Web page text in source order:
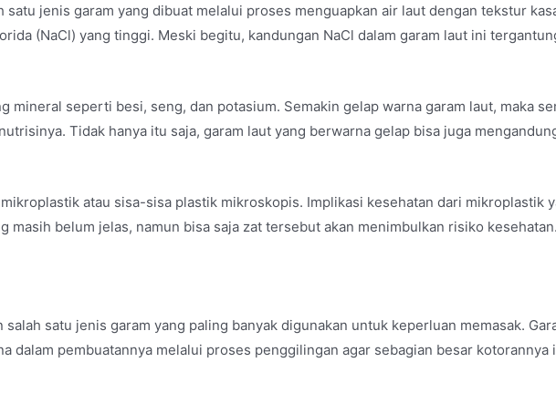
satu jenis garam yang dibuat melalui proses menguapkan air laut dengan tekstur
(NaCl) yang tinggi. Meski begitu, kandungan NaCl dalam garam laut ini
mineral seperti besi, seng, dan potasium. Semakin gelap warna garam laut, maka
Tidak hanya itu saja, garam laut yang berwarna gelap bisa juga
atau sisa-sisa plastik mikroskopis. Implikasi kesehatan dari mikroplastik
masih belum jelas, namun bisa saja zat tersebut akan menimbulkan risiko kesehatan.
salah satu jenis garam yang paling banyak digunakan untuk keperluan memasak.
dalam pembuatannya melalui proses penggilingan agar sebagian besar kotorannya